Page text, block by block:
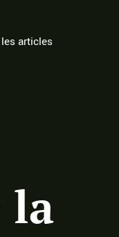
articles
la